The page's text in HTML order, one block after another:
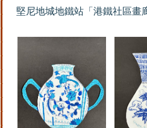
堅尼地城地鐵站「港鐵社區畫